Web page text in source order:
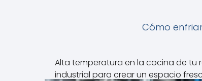
Cómo
Alta temperatura en la cocina de tu
industrial para crear un espacio